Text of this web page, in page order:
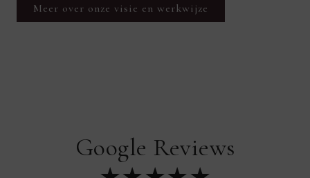
Meer over onze visie en werkwijze
Google Reviews